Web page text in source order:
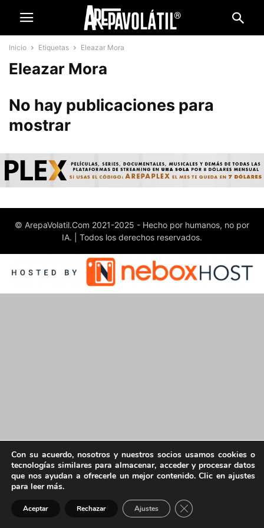
Inicio Etiquetas Eleazar Mora
Eleazar Mora
No hay publicaciones para
mostrar
© ArepaVolatil.Com 2021-2025 - Hecho por humanos, no por
IA. | Todos los derechos reservados.
Con su acuerdo, nosotros y nuestros socios usamos cookies o
tecnologías similares para almacenar, acceder y procesar datos
que nos ayudan a ofrecerle un mejor contenido. Clic en ajustes
para leer más.
Aceptar Rechazar Ajustes Cerrar el banner de